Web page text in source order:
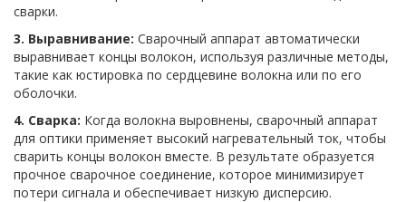
сварки.
3. Выравнивание: Сварочный аппарат автоматически
выравнивает концы волокон, используя различные методы,
такие как юстировка по сердцевине волокна или по его
оболочки.
4. Сварка: Когда волокна выровнены, сварочный аппарат
для оптики применяет высокий нагревательный ток, чтобы
сварить концы волокон вместе. В результате образуется
прочное сварочное соединение, которое минимизирует
потери сигнала и обеспечивает низкую дисперсию.